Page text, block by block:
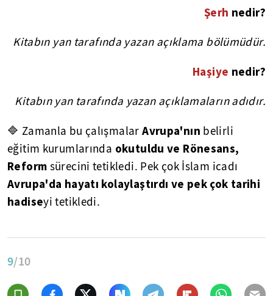
Şerh nedir?
Kitabın yan tarafında yazan açıklama bölümüdür.
Haşiye nedir?
Kitabın yan tarafında yazan açıklamaların adıdır.
🔷 Zamanla bu çalışmalarAvrupa'nın belirli
eğitim kurumlarında okutuldu ve Rönesans,
Reform sürecini tetikledi. Pek çok İslam icadı
Avrupa'da hayatı kolaylaştırdı ve pek çok tarihi
hadiseyi tetikledi.
9/10